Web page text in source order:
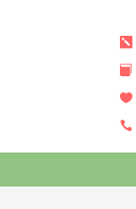



